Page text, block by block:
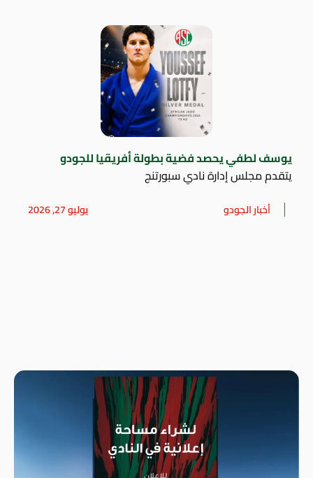
يوسف لطفي يحصد فضية بطولة أفريقيا للجودو
يتقدم مجلس إدارة نادي سبورتنج
أخبار الجودو يوليو 27, 2026